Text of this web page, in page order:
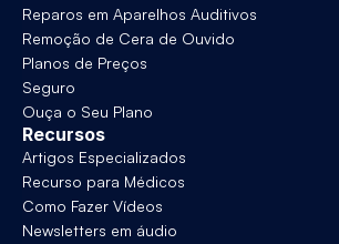
Reparos em Aparelhos Auditivos
Remoção de Cera de Ouvido
Planos de Preços
Seguro
Ouça o Seu Plano
Recursos
Artigos Especializados
Recurso para Médicos
Como Fazer Vídeos
Newsletters em áudio